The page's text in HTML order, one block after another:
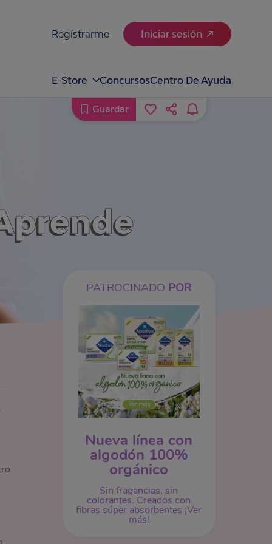
Regístrarme Iniciar sesión
E-Store ConcursosCentro De Ayuda
PATROCINADO POR
Nueva línea con
algodón 100%
orgánico
Sin fragancias, sin
colorantes. Creados con
fibras súper absorbentes ¡Ver
más!
Guardar